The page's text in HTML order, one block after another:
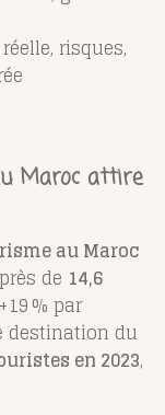
risques,
Maroc attire
au Maroc
de 14,6
% par
destination du
en 2023,